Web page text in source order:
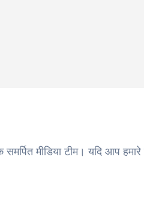
मीडिया टीम। यदि आप